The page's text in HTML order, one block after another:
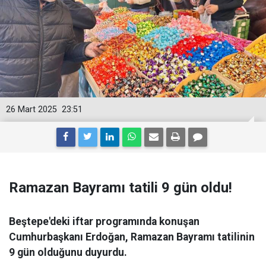
23:51
26 Mart 2025
Ramazan Bayramı tatili 9 gün oldu!
Beştepe'deki iftar programında konuşan
Cumhurbaşkanı Erdoğan, Ramazan Bayramı tatilinin
9 gün olduğunu duyurdu.